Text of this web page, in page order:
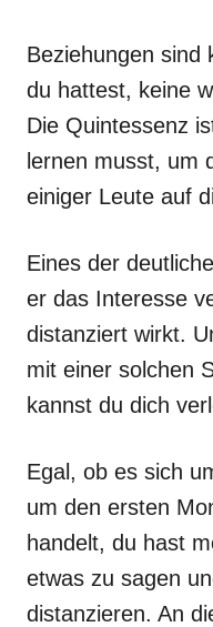
Beziehungen sind
du hattest, keine
Die Quintessenz
lernen musst, um
einiger Leute auf
Eines der
er das Interesse
distanziert wirkt.
mit einer solchen
kannst du dich
Egal, ob es sich
um den ersten
handelt, du hast
etwas zu sagen
distanzieren. An